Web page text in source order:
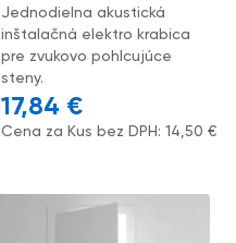
Jednodielna akustická
inštalačná elektro krabica
pre zvukovo pohlcujúce
steny.
17,84 €
Cena za Kus bez DPH:14,50€